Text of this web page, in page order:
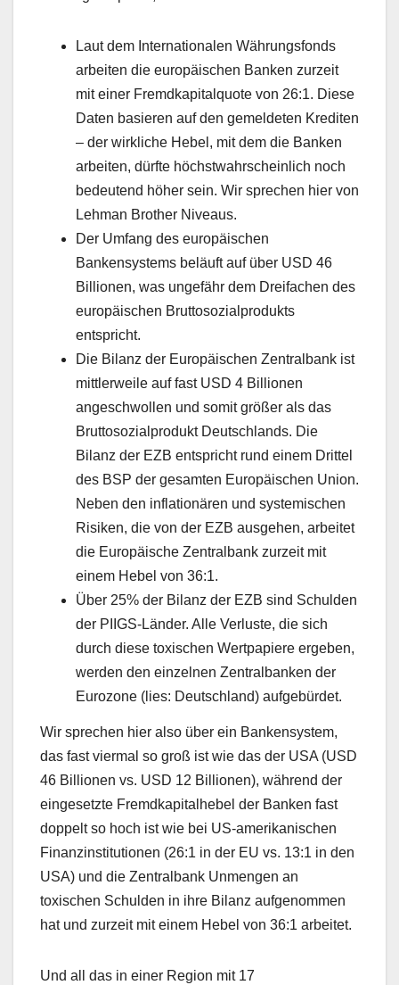
Laut dem Internationalen Währungsfonds
arbeiten die europäischen Banken zurzeit
mit einer Fremdkapitalquote von 26:1. Diese
Daten basieren auf den gemeldeten Krediten
– der wirkliche Hebel, mit dem die Banken
arbeiten, dürfte höchstwahrscheinlich noch
bedeutend höher sein. Wir sprechen hier von
Lehman Brother Niveaus.
Der Umfang des europäischen
Bankensystems beläuft auf über USD 46
Billionen, was ungefähr dem Dreifachen des
europäischen Bruttosozialprodukts
entspricht.
Die Bilanz der Europäischen Zentralbank ist
mittlerweile auf fast USD 4 Billionen
angeschwollen und somit größer als das
Bruttosozialprodukt Deutschlands. Die
Bilanz der EZB entspricht rund einem Drittel
des BSP der gesamten Europäischen Union.
Neben den inflationären und systemischen
Risiken, die von der EZB ausgehen, arbeitet
die Europäische Zentralbank zurzeit mit
einem Hebel von 36:1.
Über 25% der Bilanz der EZB sind Schulden
der PIIGS-Länder. Alle Verluste, die sich
durch diese toxischen Wertpapiere ergeben,
werden den einzelnen Zentralbanken der
Eurozone (lies: Deutschland) aufgebürdet.
Wir sprechen hier also über ein Bankensystem,
das fast viermal so groß ist wie das der USA (USD
46 Billionen vs. USD 12 Billionen), während der
eingesetzte Fremdkapitalhebel der Banken fast
doppelt so hoch ist wie bei US-amerikanischen
Finanzinstitutionen (26:1 in der EU vs. 13:1 in den
USA) und die Zentralbank Unmengen an
toxischen Schulden in ihre Bilanz aufgenommen
hat und zurzeit mit einem Hebel von 36:1 arbeitet.
Und all das in einer Region mit 17